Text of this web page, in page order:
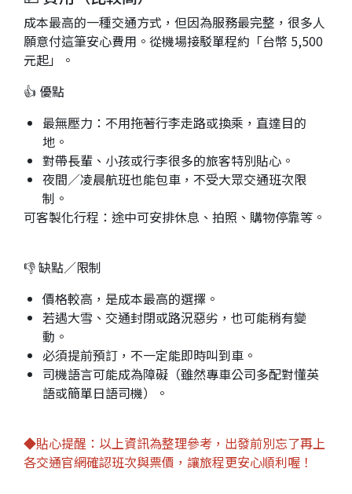
成本最高的一種交通方式，但因為服務最完整，很多人
願意付這筆安心費用。從機場接駁單程約「台幣 5,500
元起」。
👍 優點
最無壓力：不用拖著行李走路或換乘，直達目的
地。
對帶長輩、小孩或行李很多的旅客特別貼心。
夜間／凌晨航班也能包車，不受大眾交通班次限
制。
可客製化行程：途中可安排休息、拍照、購物停靠等。
👎 缺點／限制
價格較高，是成本最高的選擇。
若遇大雪、交通封閉或路況惡劣，也可能稍有變
動。
必須提前預訂，不一定能即時叫到車。
司機語言可能成為障礙（雖然專車公司多配對懂英
語或簡單日語司機）。
◆貼心提醒：以上資訊為整理參考，出發前別忘了再上
各交通官網確認班次與票價，讓旅程更安心順利喔！